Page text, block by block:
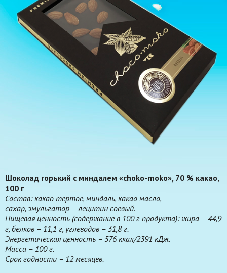
Шоколад горький с миндалем «choko-moko», 70 % какао,
100 г
Состав: какао тертое, миндаль, какао масло,
сахар, эмульгатор – лецитин соевый.
Пищевая ценность (содержание в 100 г продукта): жира – 44,9
г, белков – 11,1 г, углеводов – 31,8 г.
Энергетическая ценность – 576 ккал/2391 кДж.
Масса – 100 г.
Срок годности – 12 месяцев.